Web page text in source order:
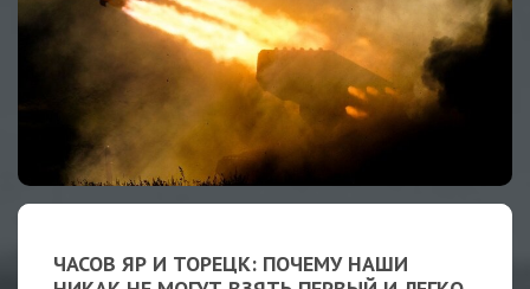
ЧАСОВ ЯР И ТОРЕЦК: ПОЧЕМУ НАШИ